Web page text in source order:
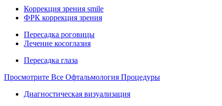
Коррекция зрения smile
ФРК коррекция зрения
Пересадка роговицы
Лечение косоглазия
Пересадка глаза
Просмотрите Все Офтальмология Процедуры
Диагностическая визуализация